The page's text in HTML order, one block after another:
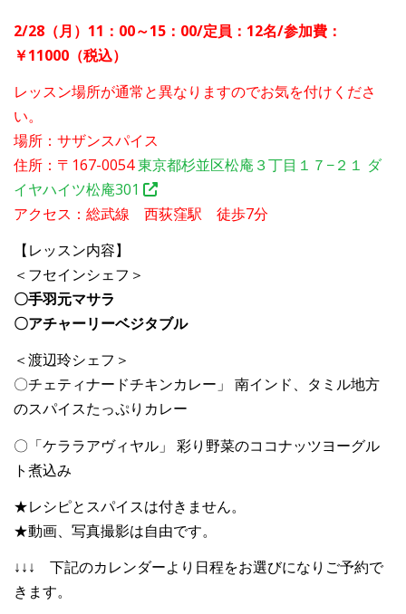
2/28（月）11：00～15：00/定員：12名/参加費：
￥11000（税込）
レッスン場所が通常と異なりますのでお気を付けくださ
い。
場所：サザンスパイス
住所：〒167-0054東京都杉並区松庵３丁目１７−２１ ダ
イヤハイツ松庵301
アクセス：総武線 西荻窪駅 徒歩7分
【レッスン内容】
＜フセインシェフ＞
〇手羽元マサラ
〇アチャーリーベジタブル
＜渡辺玲シェフ＞
〇チェティナードチキンカレー」 南インド、タミル地方
のスパイスたっぷりカレー
〇「ケララアヴィヤル」 彩り野菜のココナッツヨーグル
ト煮込み
★レシピとスパイスは付きません。
★動画、写真撮影は自由です。
↓↓↓ 下記のカレンダーより日程をお選びになりご予約で
きます。